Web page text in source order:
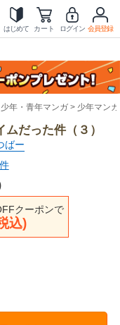
はじめて カート ログイン 会員登録
少年・青年マンガ 少年マンガ
だった件（３）
ばー
クーポンで
込)